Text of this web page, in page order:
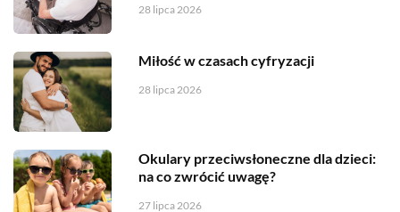
28 lipca 2026
Miłość w czasach cyfryzacji
28 lipca 2026
Okulary przeciwsłoneczne dla dzieci:
na co zwrócić uwagę?
27 lipca 2026